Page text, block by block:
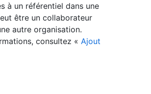
à un référentiel dans une
être un collaborateur
autre organisation.
consultez « Ajout